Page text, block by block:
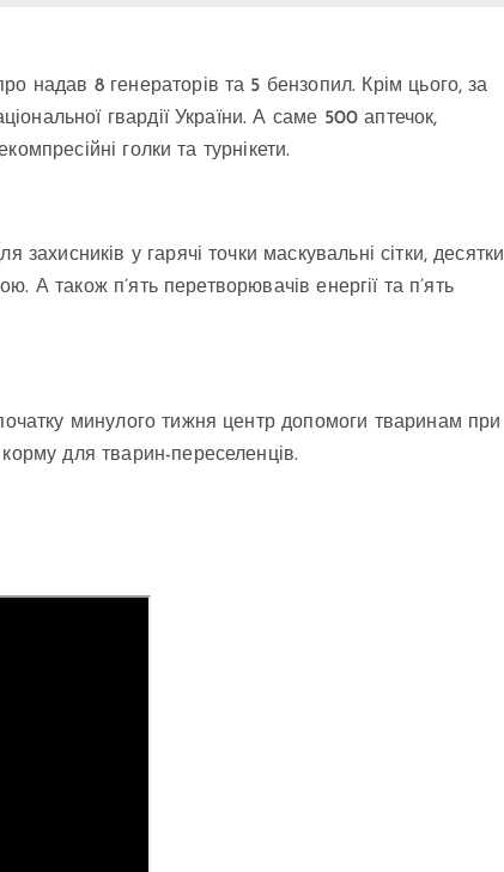
надав 8 генераторів та 5 бензопил. Крім цього, за
гвардії України. А саме 500 аптечок,
голки та турнікети.
у гарячі точки маскувальні сітки, десятки
А також п’ять перетворювачів енергії та п’ять
минулого тижня центр допомоги тваринам при
для тварин-переселенців.